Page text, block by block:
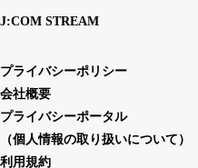
J:COM STREAM
プライバシーポリシー
会社概要
プライバシーポータル
（個人情報の取り扱いについて）
利用規約